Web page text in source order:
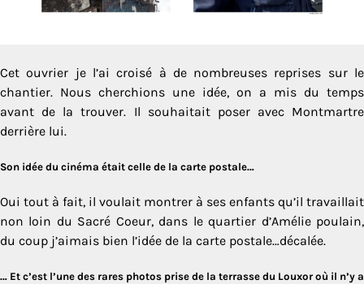
Cet ouvrier je l’ai croisé à de nombreuses reprises sur le
chantier. Nous cherchions une idée, on a mis du temps
avant de la trouver. Il souhaitait poser avec Montmartre
derrière lui.
Son idée du cinéma était celle de la carte postale…
Oui tout à fait, il voulait montrer à ses enfants qu’il travaillait
non loin du Sacré Coeur, dans le quartier d’Amélie poulain,
du coup j’aimais bien l’idée de la carte postale…décalée.
… Et c’est l’une des rares photos prise de la terrasse du Louxor où il n’y a